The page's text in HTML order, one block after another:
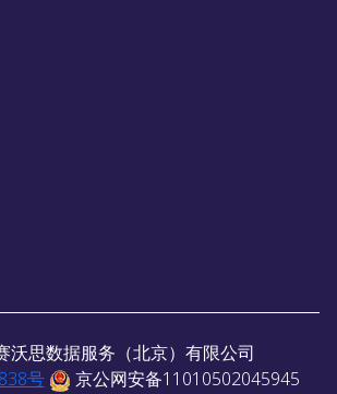
沃思数据服务（北京）有限公司
号
京公网安备11010502045945